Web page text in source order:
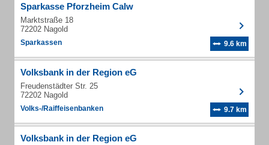
Sparkasse Pforzheim Calw
Marktstraße 18
72202 Nagold
Sparkassen 9.6 km
Volksbank in der Region eG
Freudenstädter Str. 25
72202 Nagold
Volks-/Raiffeisenbanken 9.7 km
Volksbank in der Region eG